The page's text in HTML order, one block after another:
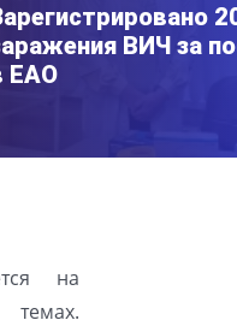
ВИЧ за
ЕАО
на